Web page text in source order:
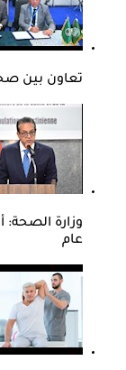
تعاون بين صحة
عام